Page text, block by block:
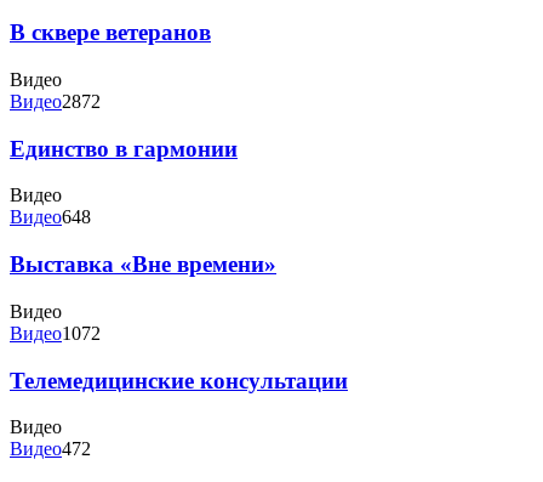
В сквере ветеранов
Видео
Видео2872
Единство в гармонии
Видео
Видео648
Выставка «Вне времени»
Видео
Видео1072
Телемедицинские консультации
Видео
Видео472